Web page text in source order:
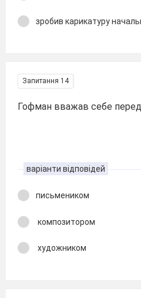
зробив карикатуру
Запитання 14
Гофман вважав себе
варіанти відповідей
письмеником
композитором
художником